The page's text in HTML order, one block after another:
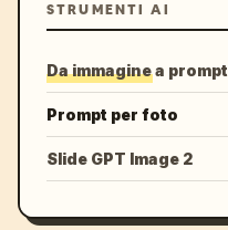
STRUMENTI AI
Da immagine a prompt
Prompt per foto
Slide GPT Image 2